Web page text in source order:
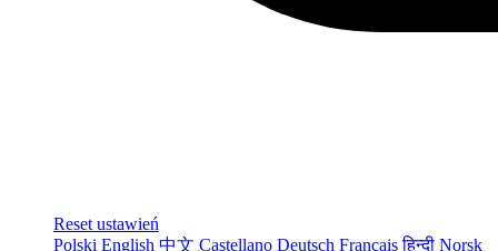
Reset ustawień
Polski English 中文 Castellano Deutsch Françaisहिन्दी Norsk